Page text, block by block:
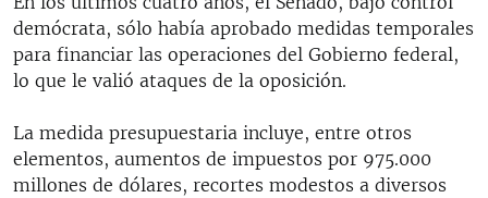
demócrata, sólo había aprobado medidas temporales
para financiar las operaciones del Gobierno federal,
lo que le valió ataques de la oposición.
La medida presupuestaria incluye, entre otros
elementos, aumentos de impuestos por 975.000
millones de dólares, recortes modestos a diversos